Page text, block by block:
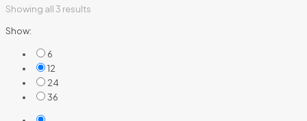
Showing all 3 results
Show:
6
12
24
36